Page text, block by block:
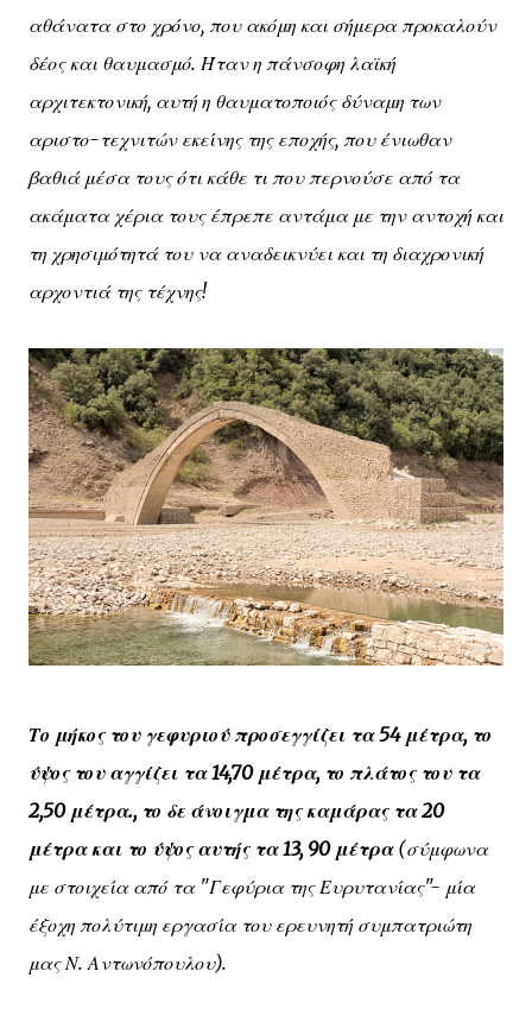
αθάνατα στο χρόνο, που ακόμη και σήμερα προκαλούν
δέος και θαυμασμό. Ήταν η πάνσοφη λαϊκή
αρχιτεκτονική, αυτή η θαυματοποιός δύναμη των
αριστο-τεχνιτών εκείνης της εποχής, που ένιωθαν
βαθιά μέσα τους ότι κάθε τι που περνούσε από τα
ακάματα χέρια τους έπρεπε αντάμα με την αντοχή και
τη χρησιμότητά του να αναδεικνύει και τη διαχρονική
αρχοντιά της τέχνης!
Το μήκος του γεφυριού προσεγγίζει τα 54 μέτρα, το
ύψος του αγγίζει τα 14,70 μέτρα, το πλάτος του τα
2,50 μέτρα., το δε άνοιγμα της καμάρας τα 20
μέτρακαι το ύψος αυτής τα 13, 90 μέτρα (σύμφωνα
με στοιχεία από τα "Γεφύρια της Ευρυτανίας"- μία
έξοχη πολύτιμη εργασία του ερευνητή συμπατριώτη
μας Ν. Αντωνόπουλου).